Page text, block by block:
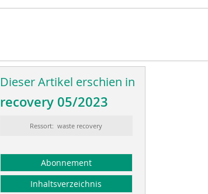
Dieser Artikel erschien in
recovery 05/2023
Ressort: waste recovery
Abonnement
Inhaltsverzeichnis